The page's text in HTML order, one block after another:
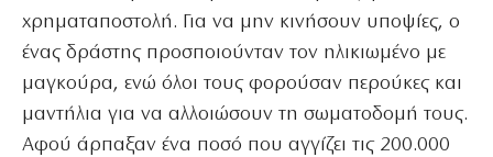
χρηματαποστολή. Για να μην κινήσουν υποψίες, ο
ένας δράστης προσποιούνταν τον ηλικιωμένο με
μαγκούρα, ενώ όλοι τους φορούσαν περούκες και
μαντήλια για να αλλοιώσουν τη σωματοδομή τους.
Αφού άρπαξαν ένα ποσό που αγγίζει τις 200.000